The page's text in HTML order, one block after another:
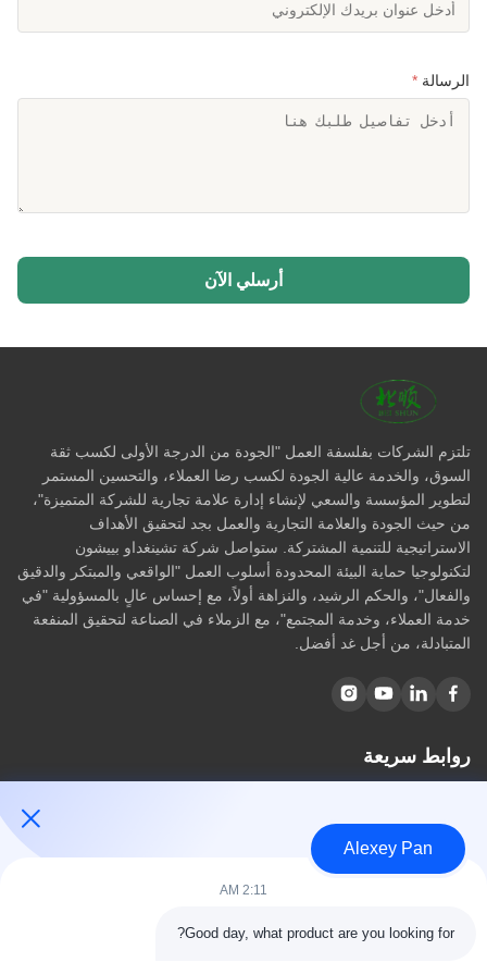
الرسالة *
أرسلي الآن
تلتزم الشركات بفلسفة العمل "الجودة من الدرجة الأولى لكسب ثقة
السوق، والخدمة عالية الجودة لكسب رضا العملاء، والتحسين المستمر
لتطوير المؤسسة والسعي لإنشاء إدارة علامة تجارية للشركة المتميزة"،
من حيث الجودة والعلامة التجارية والعمل بجد لتحقيق الأهداف
الاستراتيجية للتنمية المشتركة. ستواصل شركة تشينغداو بييشون
لتكنولوجيا حماية البيئة المحدودة أسلوب العمل "الواقعي والمبتكر والدقيق
والفعال"، والحكم الرشيد، والنزاهة أولاً، مع إحساس عالٍ بالمسؤولية "في
خدمة العملاء، وخدمة المجتمع"، مع الزملاء في الصناعة لتحقيق المنفعة
المتبادلة، من أجل غد أفضل.
روابط سريعة
معلومات عنا
المنتجات
اتصل بنا
فئات
Alexey Pan
2:11 AM
Good day, what product are you looking for?